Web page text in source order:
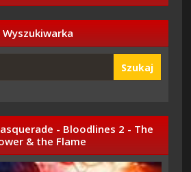
Wyszukiwarka
Szukaj
- Bloodlines 2 - The
& the Flame